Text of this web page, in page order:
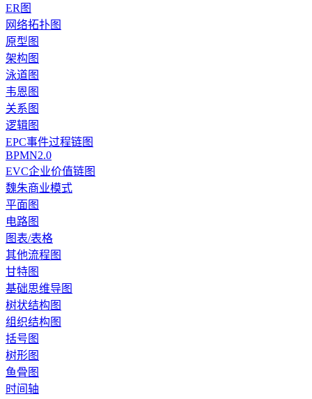
ER图
网络拓扑图
原型图
架构图
泳道图
韦恩图
关系图
逻辑图
EPC事件过程链图
BPMN2.0
EVC企业价值链图
魏朱商业模式
平面图
电路图
图表/表格
其他流程图
甘特图
基础思维导图
树状结构图
组织结构图
括号图
树形图
鱼骨图
时间轴